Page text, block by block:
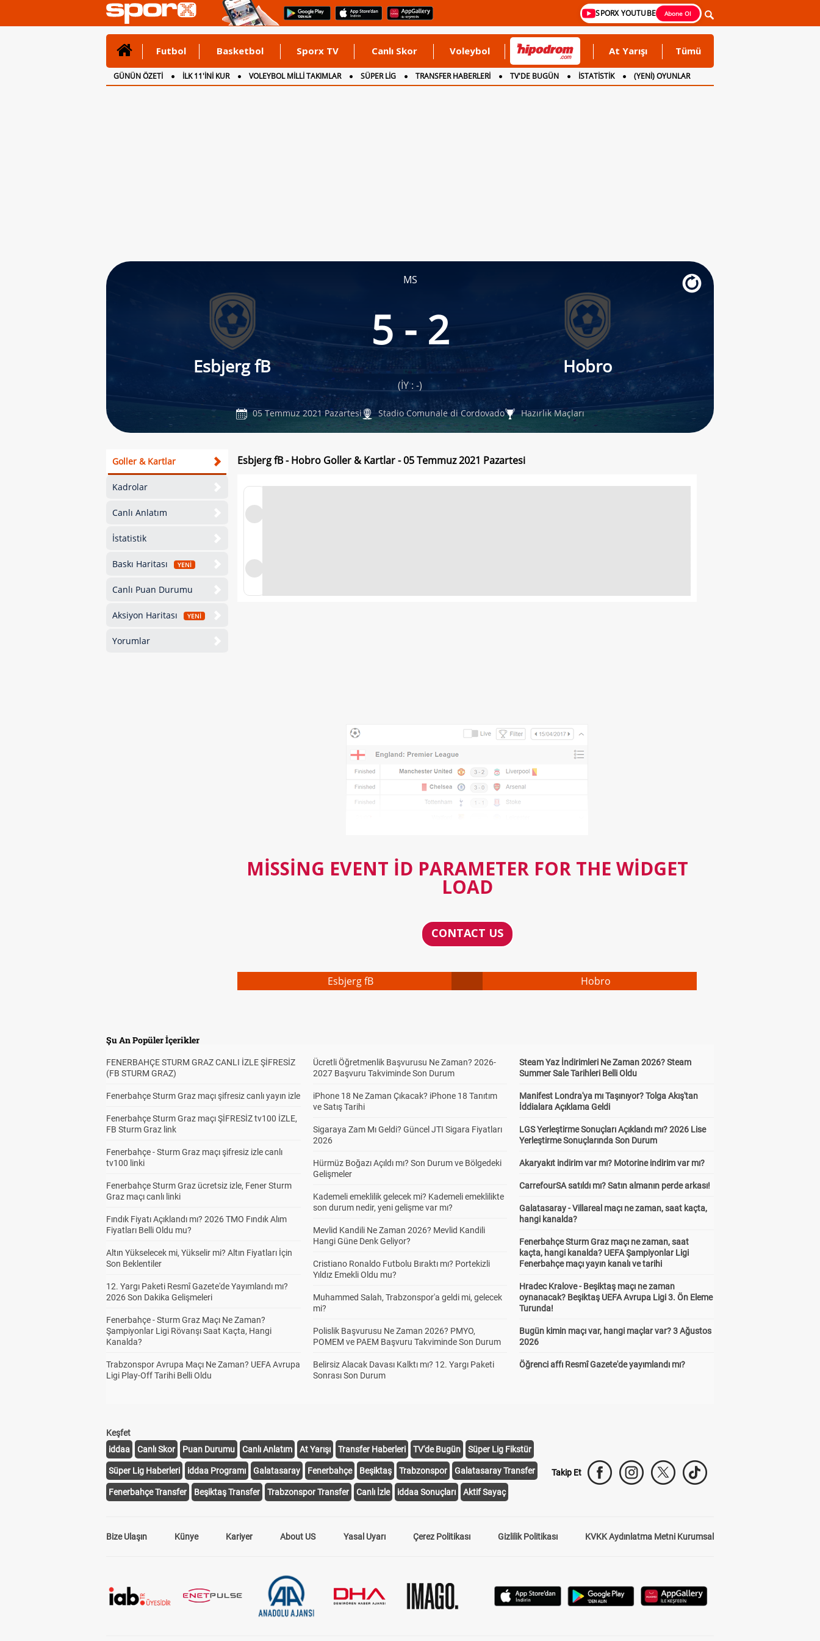
SPORX YOUTUBE Abone Ol
Futbol Basketbol Sporx TV Canlı Skor Voleybol At Yarışı Tümü
GÜNÜN ÖZETİ İLK 11'İNİ KUR VOLEYBOL MİLLİ TAKIMLAR SÜPER LİG TRANSFER HABERLERİ TV'DE BUGÜN İSTATİSTİK
(YENİ) OYUNLAR
CANLI ANLATIM
İNGİLTERE
MS
Esbjerg fB
5 - 2
Hobro
(İY : -)
05 Temmuz 2021 Pazartesi Stadio Comunale di Cordovado Hazırlık Maçları
Goller & Kartlar
Kadrolar
Canlı Anlatım
İstatistik
Baskı Haritası YENİ
Canlı Puan Durumu
Aksiyon Haritası YENİ
Yorumlar
Esbjerg fB - Hobro Goller & Kartlar - 05 Temmuz 2021 Pazartesi
MISSING EVENT ID PARAMETER FOR THE WIDGET
LOAD
CONTACT US
Esbjerg fB Hobro
Şu An Popüler İçerikler
FENERBAHÇE STURM GRAZ CANLI İZLE ŞİFRESİZ
(FB STURM GRAZ)
Fenerbahçe Sturm Graz maçı şifresiz canlı yayın izle
Fenerbahçe Sturm Graz maçı ŞİFRESİZ tv100 İZLE,
FB Sturm Graz link
Fenerbahçe - Sturm Graz maçı şifresiz izle canlı
tv100 linki
Fenerbahçe Sturm Graz ücretsiz izle, Fener Sturm
Graz maçı canlı linki
Fındık Fiyatı Açıklandı mı? 2026 TMO Fındık Alım
Fiyatları Belli Oldu mu?
Altın Yükselecek mi, Yükselir mi? Altın Fiyatları İçin
Son Beklentiler
12. Yargı Paketi Resmî Gazete'de Yayımlandı mı?
2026 Son Dakika Gelişmeleri
Fenerbahçe - Sturm Graz Maçı Ne Zaman?
Şampiyonlar Ligi Rövanşı Saat Kaçta, Hangi
Kanalda?
Trabzonspor Avrupa Maçı Ne Zaman? UEFA Avrupa
Ligi Play-Off Tarihi Belli Oldu
Ücretli Öğretmenlik Başvurusu Ne Zaman? 2026-
2027 Başvuru Takviminde Son Durum
iPhone 18 Ne Zaman Çıkacak? iPhone 18 Tanıtım
ve Satış Tarihi
Sigaraya Zam Mı Geldi? Güncel JTI Sigara Fiyatları
2026
Hürmüz Boğazı Açıldı mı? Son Durum ve Bölgedeki
Gelişmeler
Kademeli emeklilik gelecek mi? Kademeli emeklilikte
son durum nedir, yeni gelişme var mı?
Mevlid Kandili Ne Zaman 2026? Mevlid Kandili
Hangi Güne Denk Geliyor?
Cristiano Ronaldo Futbolu Bıraktı mı? Portekizli
Yıldız Emekli Oldu mu?
Muhammed Salah, Trabzonspor'a geldi mi, gelecek
mi?
Polislik Başvurusu Ne Zaman 2026? PMYO,
POMEM ve PAEM Başvuru Takviminde Son Durum
Belirsiz Alacak Davası Kalktı mı? 12. Yargı Paketi
Sonrası Son Durum
Steam Yaz İndirimleri Ne Zaman 2026? Steam
Summer Sale Tarihleri Belli Oldu
Manifest Londra'ya mı Taşınıyor? Tolga Akış'tan
İddialara Açıklama Geldi
LGS Yerleştirme Sonuçları Açıklandı mı? 2026 Lise
Yerleştirme Sonuçlarında Son Durum
Akaryakıt indirim var mı? Motorine indirim var mı?
CarrefourSA satıldı mı? Satın almanın perde arkası!
Galatasaray - Villareal maçı ne zaman, saat kaçta,
hangi kanalda?
Fenerbahçe Sturm Graz maçı ne zaman, saat
kaçta, hangi kanalda? UEFA Şampiyonlar Ligi
Fenerbahçe maçı yayın kanalı ve tarihi
Hradec Kralove - Beşiktaş maçı ne zaman
oynanacak? Beşiktaş UEFA Avrupa Ligi 3. Ön Eleme
Turunda!
Bugün kimin maçı var, hangi maçlar var? 3 Ağustos
2026
Öğrenci affı Resmî Gazete'de yayımlandı mı?
Keşfet
iddaa
Canlı Skor Puan Durumu Canlı Anlatım At Yarışı Transfer Haberleri TV'de Bugün Süper Lig Fikstür
Süper Lig Haberleri iddaa Programı Galatasaray Fenerbahçe Beşiktaş Trabzonspor Galatasaray Transfer
Fenerbahçe Transfer Beşiktaş Transfer Trabzonspor Transfer Canlı İzle iddaa Sonuçları Aktif Sayaç
Takip Et
Bize Ulaşın Künye Kariyer About US Yasal Uyarı Çerez Politikası Gizlilik Politikası KVKK Aydınlatma Metni Kurumsal